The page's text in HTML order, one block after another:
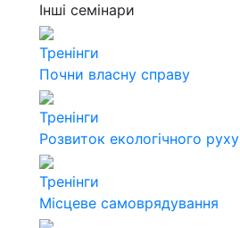
Інші семінари
Тренінги
Почни власну справу
Тренінги
Розвиток екологічного руху
Тренінги
Місцеве самоврядування